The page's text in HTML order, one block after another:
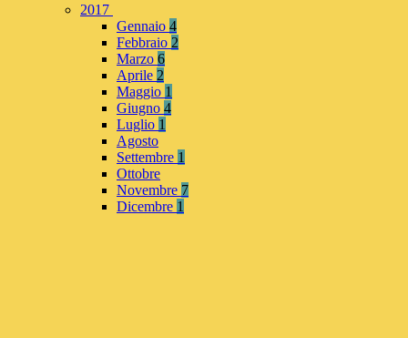
2017
Gennaio 4
Febbraio 2
Marzo 6
Aprile 2
Maggio 1
Giugno 4
Luglio 1
Agosto
Settembre 1
Ottobre
Novembre 7
Dicembre 1